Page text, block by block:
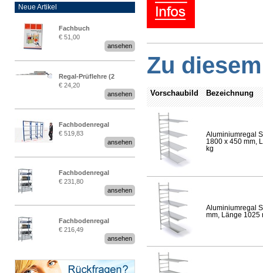
Neue Artikel
Fachbuch
„Regalprüfung nach DIN
€ 51,00
ansehen
Regal-Prüflehre (2
Stück)
€ 24,20
ansehen
Fachbodenregal
Stecksystem MultiPlus
2,25 Meter breit
€ 519,83
ansehen
Fachbodenregal
Stecksystem MultiPlus
€ 231,80
ansehen
Fachbodenregal
Stecksystem MultiPlus
€ 216,49
ansehen
Zu
Vorschaubild Bezeichnung
Aluminiumregal
1800 x 450 mm,
kg
Aluminiumregal
mm, Länge 1025